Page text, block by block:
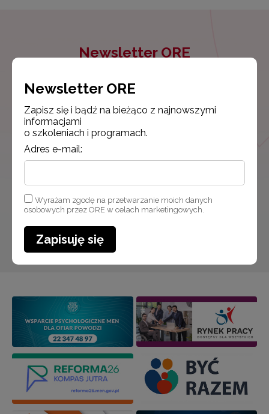
Newsletter ORE
informacjami
o szkoleniach i programach.
Adres e-mail:
przez ORE w celach marketingowych.
Newsletter ORE
Zapisz się i bądź na bieżąco z najnowszymi
informacjami
o szkoleniach i programach.
Adres e-mail:
Wyrażam zgodę na przetwarzanie moich danych
osobowych przez ORE w celach marketingowych.
Zapisuję się